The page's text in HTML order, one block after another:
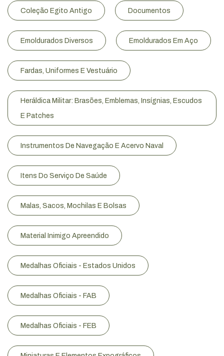
Coleção Egito Antigo Documentos
Emoldurados Diversos Emoldurados Em Aço
Fardas, Uniformes E Vestuário
Heráldica Militar: Brasões, Emblemas, Insígnias, Escudos
E Patches
Instrumentos De Navegação E Acervo Naval
Itens Do Serviço De Saúde
Malas, Sacos, Mochilas E Bolsas
Material Inimigo Apreendido
Medalhas Oficiais - Estados Unidos
Medalhas Oficiais - FAB
Medalhas Oficiais - FEB